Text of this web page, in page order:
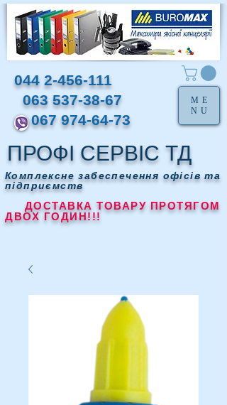
ПРОФІ СЕРВІС ТД
Комплексне забеспечення офісів та
підприємств
ДОСТАВКА ТОВАРУ ПРОТЯГОМ
ДВОХ ГОДИН!!!
044 2-456-111
063 537-38-67
067 974-64-73
ME
NU